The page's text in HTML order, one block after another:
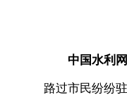
中国水利
路过市民纷纷